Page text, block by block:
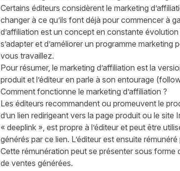
Certains éditeurs considèrent le marketing
changer à ce qu’ils font déjà pour commencer à
d’affiliation est un concept en constante
s’adapter et d’améliorer un programme
vous travaillez.
Pour résumer, le marketing d’affiliation est la
produit et l’éditeur en parle à son entourage
Comment fonctionne le marketing d’affiliation ?
Les éditeurs recommandent ou promeuvent le
d’un lien redirigeant vers la page produit ou le
« deeplink », est propre à l’éditeur et peut être
générés par ce lien. L’éditeur est ensuite
Cette rémunération peut se présenter sous
de ventes générées.